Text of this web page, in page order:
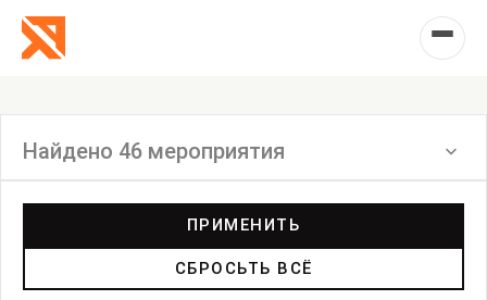
Найдено 46 мероприятия
Перформанс
ПРИМЕНИТЬ
СБРОСЬТЬ ВСЁ